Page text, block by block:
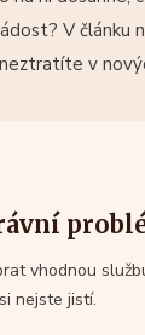
V článku
v
vhodnou
nejste jistí.